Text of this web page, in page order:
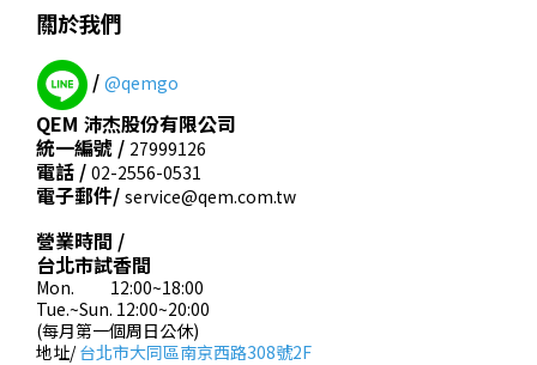
關於我們
/ @qemgo
QEM 沛杰股份有限公司
統一編號 / 27999126
電話 / 02-2556-0531
電子郵件/ service@qem.com.tw
營業時間 /
台北市試香間
Mon. 12:00~18:00
Tue.~Sun. 12:00~20:00
(每月第一個周日公休)
地址/台北市大同區南京西路308號2F